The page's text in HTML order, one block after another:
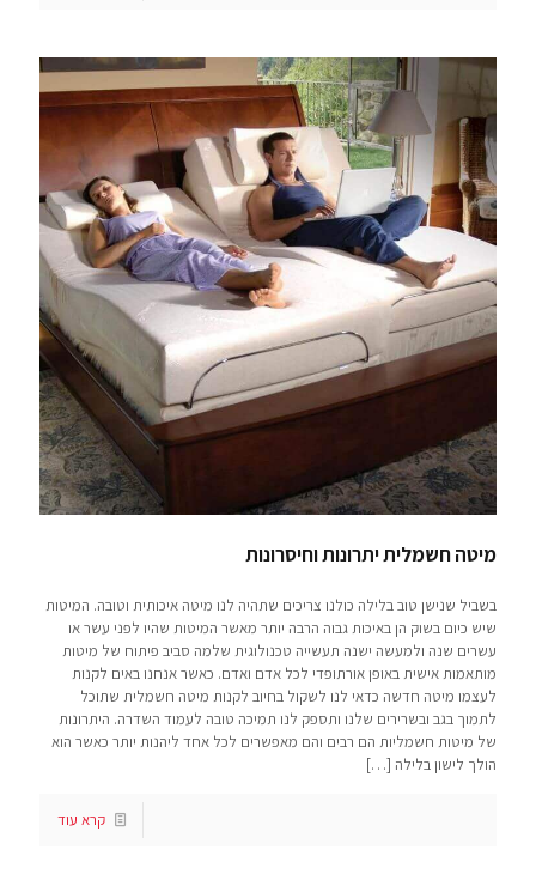
מיטה חשמלית יתרונות וחיסרונות
בשביל שנישן טוב בלילה כולנו צריכים שתהיה לנו מיטה איכותית וטובה. המיטות
שיש כיום בשוק הן באיכות גבוה הרבה יותר מאשר המיטות שהיו לפני עשר או
עשרים שנה ולמעשה ישנה תעשייה טכנולוגית שלמה סביב פיתוח של מיטות
מותאמות אישית באופן אורתופדי לכל אדם ואדם. כאשר אנחנו באים לקנות
לעצמו מיטה חדשה כדאי לנו לשקול בחיוב לקנות מיטה חשמלית שתוכל
לתמוך בגב ובשרירים שלנו ותספק לנו תמיכה טובה לעמוד השדרה. היתרונות
של מיטות חשמליות הם רבים והם מאפשרים לכל אחד ליהנות יותר כאשר הוא
הולך לישון בלילה […]
קרא עוד